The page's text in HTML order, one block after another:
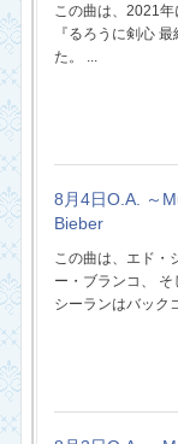
この曲は、2021
『るろうに剣心
た。 ...
8月4日O.A. ～
Bieber
この曲は、エド・
ー・ブランコ、 そ
シーランはバック